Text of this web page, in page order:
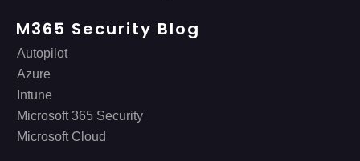
M365 Security Blog
Autopilot
Azure
Intune
Microsoft 365 Security
Microsoft Cloud